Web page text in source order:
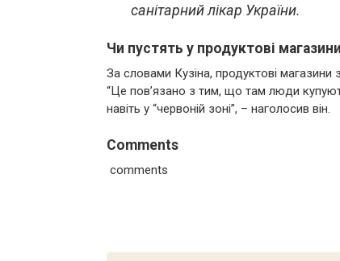
санітарний лікар України.
Чи пустять у продуктові
За словами Кузіна, продуктові
“Це пов’язано з тим, що там люди
навіть у “червоній зоні”, – наголосив він.
Comments
comments